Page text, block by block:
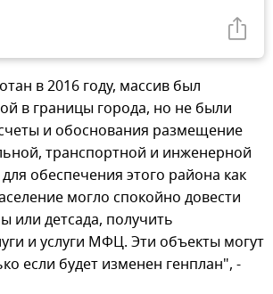
в 2016 году, массив был
в границы города, но не были
и обоснования размещение
транспортной и инженерной
обеспечения этого района как
могло спокойно довести
или детсада, получить
и услуги МФЦ. Эти объекты могут
если будет изменен генплан", -